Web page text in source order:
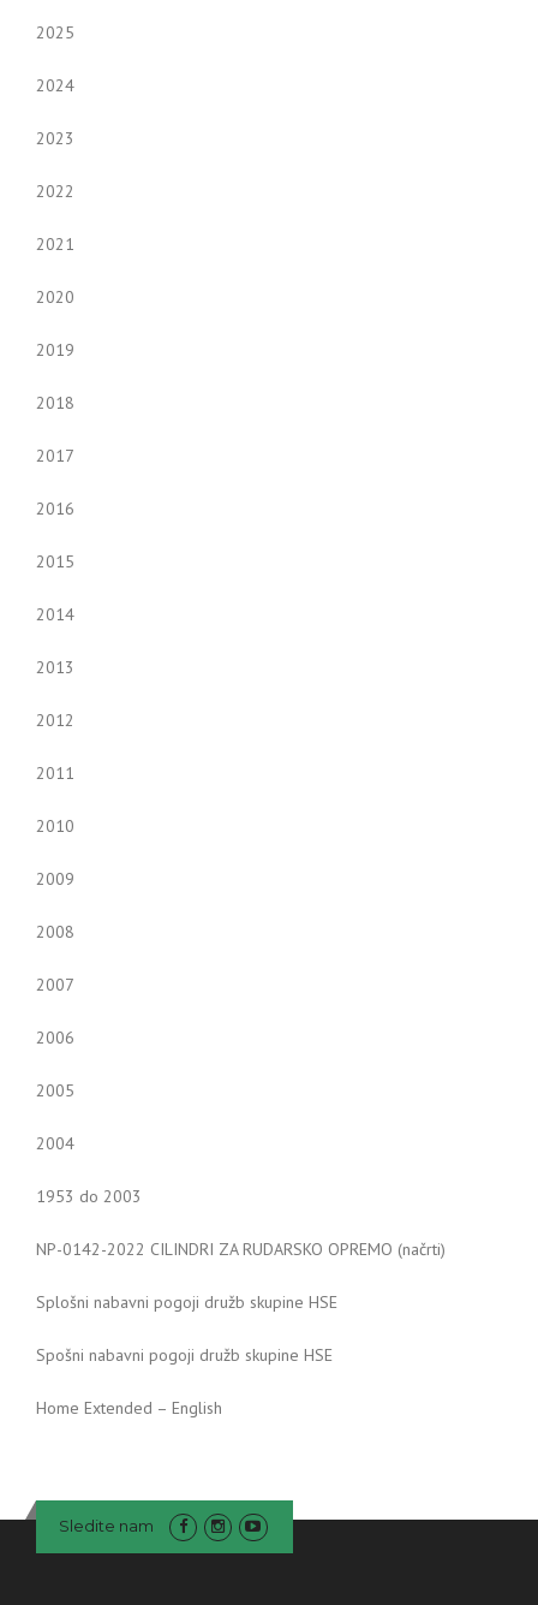
2025
2024
2023
2022
2021
2020
2019
2018
2017
2016
2015
2014
2013
2012
2011
2010
2009
2008
2007
2006
2005
2004
1953 do 2003
NP-0142-2022 CILINDRI ZA RUDARSKO OPREMO (načrti)
Splošni nabavni pogoji družb skupine HSE
Spošni nabavni pogoji družb skupine HSE
Home Extended – English
Sledite nam